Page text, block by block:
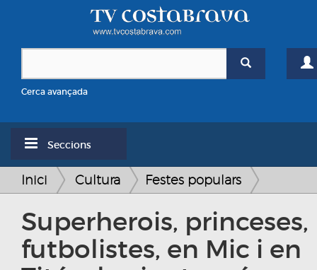
Cerca avançada
Seccions
Inici Cultura Festes populars
Superherois, princeses,
futbolistes, en Mic i en